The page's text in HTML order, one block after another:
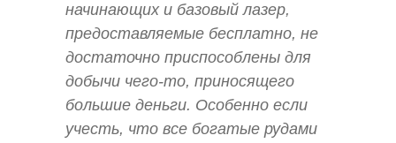
начинающих и базовый лазер,
предоставляемые бесплатно, не
достаточно приспособлены для
добычи чего-то, приносящего
большие деньги. Особенно если
учесть, что все богатые рудами